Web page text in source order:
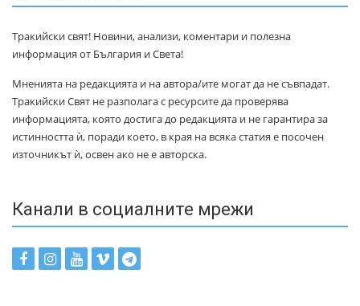
Тракийски свят! Новини, анализи, коментари и полезна
информация от България и Света!
Мненията на редакцията и на автора/ите могат да не съвпадат.
Тракийски Свят не разполага с ресурсите да проверява
информацията, която достига до редакцията и не гарантира за
истинността ѝ, поради което, в края на всяка статия е посочен
източникът ѝ, освен ако не е авторска.
Канали в социалните мрежи